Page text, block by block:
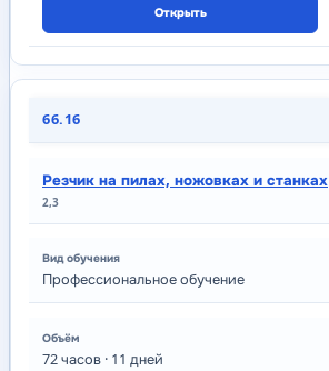
Открыть
66.16
Резчик на пилах, ножовках и станках
2,3
Профессиональное обучение
72часов · 11 дней